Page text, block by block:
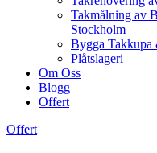
Takmålning av
Stockholm
Bygga Takkupa
Plåtslageri
Om Oss
Blogg
Offert
Offert